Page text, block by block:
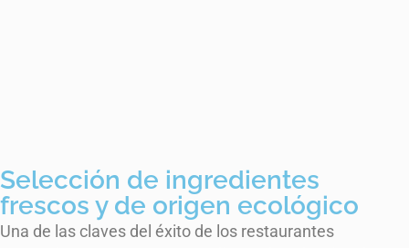
Selección de ingredientes
frescos y de origen ecológico
Una de las claves del éxito de los restaurantes